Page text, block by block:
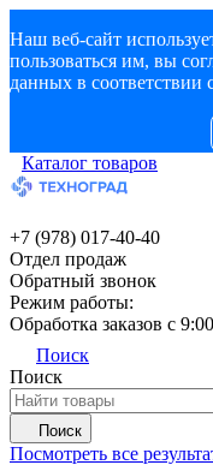
Наш веб-сайт
пользоваться им, вы
данных в соответствии
Каталог товаров
+7 (978) 017-40-40
Отдел продаж
Обратный звонок
Режим работы:
Обработка заказов с
Поиск
Поиск
Поиск
Посмотреть все